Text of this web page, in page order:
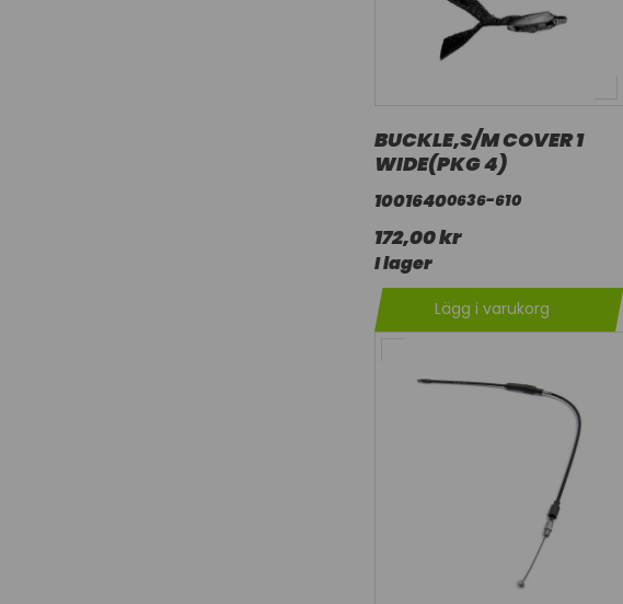
BUCKLE,S/M COVER 1
WIDE(PKG 4)
10016400636-610
172,00 kr
I lager
Lägg i varukorg